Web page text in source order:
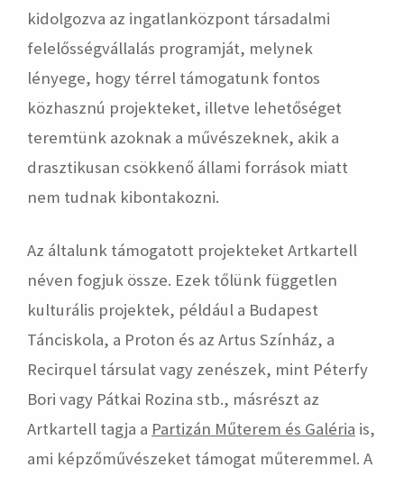
kidolgozva az ingatlanközpont társadalmi
felelősségvállalás programját, melynek
lényege, hogy térrel támogatunk fontos
közhasznú projekteket, illetve lehetőséget
teremtünk azoknak a művészeknek, akik a
drasztikusan csökkenő állami források miatt
nem tudnak kibontakozni.
Az általunk támogatott projekteket Artkartell
néven fogjuk össze. Ezek tőlünk független
kulturális projektek, például a Budapest
Tánciskola, a Proton és az Artus Színház, a
Recirquel társulat vagy zenészek, mint Péterfy
Bori vagy Pátkai Rozina stb., másrészt az
Artkartell tagja a Partizán Műterem és Galéria is,
ami képzőművészeket támogat műteremmel. A